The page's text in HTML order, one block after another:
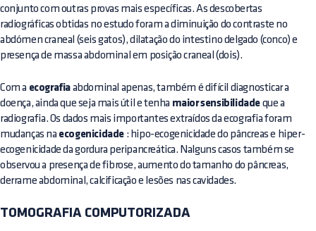
conjunto com outras provas mais específicas. As descobertas
radiográficas obtidas no estudo foram a diminuição do contraste no
abdómen craneal (seis gatos), dilatação do intestino delgado (conco) e
presença de massa abdominal em posição craneal (dois).
Com a ecografia abdominal apenas, também é difícil diagnosticar a
doença, ainda que seja mais útil e tenha maior sensibilidade que a
radiografia. Os dados mais importantes extraídos da ecografia foram
mudanças na ecogenicidade : hipo-ecogenicidade do pâncreas e hiper-
ecogenicidade da gordura peripancreática. Nalguns casos também se
observou a presença de fibrose, aumento do tamanho do pâncreas,
derrame abdominal, calcificação e lesões nas cavidades.
TOMOGRAFIA COMPUTORIZADA